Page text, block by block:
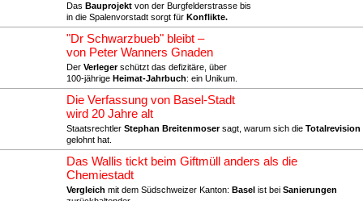
Das Bauprojekt von der Burgfelderstrasse bis
in die Spalenvorstadt sorgt für Konflikte.
"Dr Schwarzbueb" bleibt –
von Peter Wanners Gnaden
Der Verlegerschützt das defizitäre, über
100-jährige Heimat-Jahrbuch: ein Unikum.
Die Verfassung von Basel-Stadt
wird 20 Jahre alt
Staatsrechtler Stephan Breitenmosersagt, warum sich die Totalrevision
gelohnt hat.
Das Wallis tickt beim Giftmüll anders als die
Chemiestadt
Vergleich mit dem Südschweizer Kanton: Basel ist bei Sanierungen